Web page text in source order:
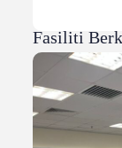
Fasiliti